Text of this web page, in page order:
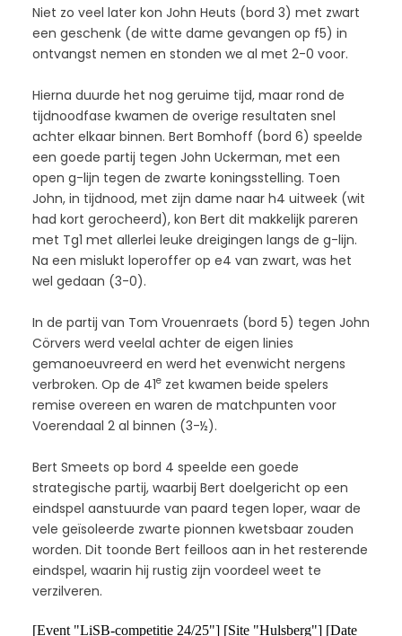
Niet zo veel later kon John Heuts (bord 3) met zwart
een geschenk (de witte dame gevangen op f5) in
ontvangst nemen en stonden we al met 2-0 voor.
Hierna duurde het nog geruime tijd, maar rond de
tijdnoodfase kwamen de overige resultaten snel
achter elkaar binnen. Bert Bomhoff (bord 6) speelde
een goede partij tegen John Uckerman, met een
open g-lijn tegen de zwarte koningsstelling. Toen
John, in tijdnood, met zijn dame naar h4 uitweek (wit
had kort gerocheerd), kon Bert dit makkelijk pareren
met Tg1 met allerlei leuke dreigingen langs de g-lijn.
Na een mislukt loperoffer op e4 van zwart, was het
wel gedaan (3-0).
In de partij van Tom Vrouenraets (bord 5) tegen John
Cörvers werd veelal achter de eigen linies
gemanoeuvreerd en werd het evenwicht nergens
verbroken. Op de 41ezet kwamen beide spelers
remise overeen en waren de matchpunten voor
Voerendaal 2 al binnen (3-½).
Bert Smeets op bord 4 speelde een goede
strategische partij, waarbij Bert doelgericht op een
eindspel aanstuurde van paard tegen loper, waar de
vele geïsoleerde zwarte pionnen kwetsbaar zouden
worden. Dit toonde Bert feilloos aan in het resterende
eindspel, waarin hij rustig zijn voordeel weet te
verzilveren.